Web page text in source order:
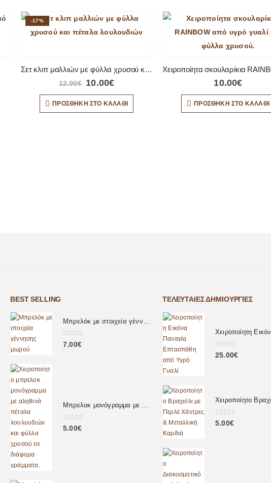
-17%
Σετ κλιπ μαλλιών με φύλλα χρυσού και πέταλα λουλουδιών
12.00€ 10.00€
ΠΡΟΣΘΉΚΗ ΣΤΟ ΚΑΛΆΘΙ
10.00€
ΠΡΟΣΘΉΚΗ ΣΤΟ ΚΑΛΆΘΙ
BEST SELLING
Μπρελόκ με στοιχεία γέννησης μωρού
0out of 5
7.00€
Μπρελοκ μονόγραμμα με αληθινά πέταλα λουλουδιών
0 out of 5
5.00€
ΤΕΛΕΥΤΑΊΕΣ ΔΗΜΙΟΥΡΓΊΕΣ
0out of 5
25.00€
0 out of 5
5.00€